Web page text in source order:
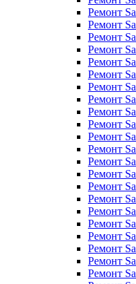
Ремонт
Ремонт
Ремонт
Ремонт
Ремонт
Ремонт
Ремонт
Ремонт
Ремонт
Ремонт
Ремонт
Ремонт
Ремонт
Ремонт
Ремонт
Ремонт
Ремонт
Ремонт
Ремонт
Ремонт
Ремонт
Ремонт